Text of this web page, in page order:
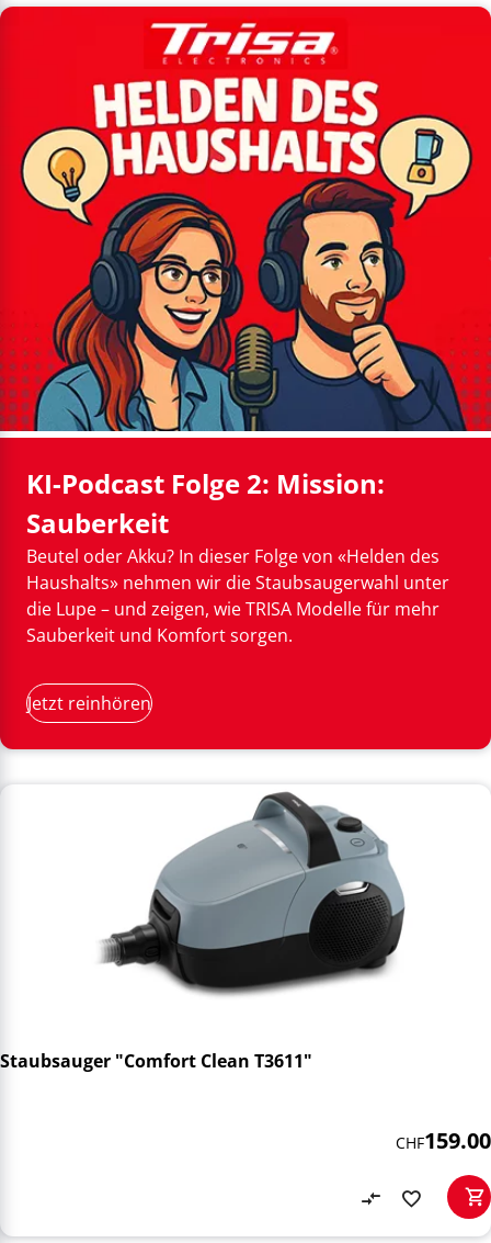
KI-Podcast Folge 2: Mission:
Sauberkeit
Beutel oder Akku? In dieser Folge von «Helden des
Haushalts» nehmen wir die Staubsaugerwahl unter
die Lupe – und zeigen, wie TRISA Modelle für mehr
Sauberkeit und Komfort sorgen.
Jetzt reinhören
Staubsauger "Comfort Clean T3611"
CHF159.00